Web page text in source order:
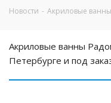
Новости - Акриловые
Акриловые ванны
Петербурге и под